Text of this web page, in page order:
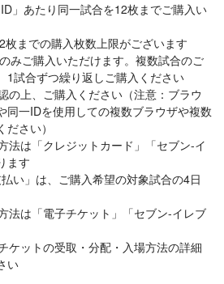
」あたり同一試合を12枚までご購入い
枚までの購入枚数上限がございます
みご購入いただけます。複数試合のご
1試合ずつ繰り返しご購入ください
の上、ご購入ください（注意：ブラウ
同一IDを使用しての複数ブラウザや複数
さい）
法は「クレジットカード」「セブン-イ
ます
い」は、ご購入希望の対象試合の4日
法は「電子チケット」「セブン-イレブ
ケットの受取・分配・入場方法の詳細
い